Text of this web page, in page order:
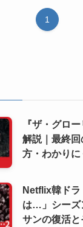
1
『ザ・グロ
解説｜最終
方・わかり
Netflix韓ドラ
は…」シーズ
サンの復活